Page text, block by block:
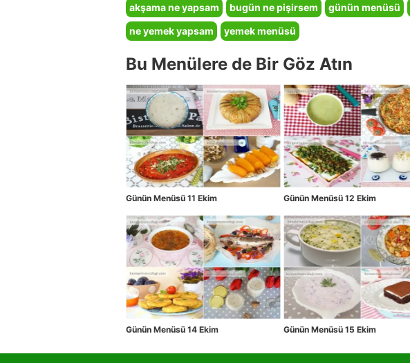
akşama ne yapsam bugün ne pişirsem günün menüsü
ne yemek yapsam
yemek menüsü
Bu Menülere de Bir Göz Atın
Günün Menüsü 11 Ekim Günün Menüsü 12 Ekim
Günün Menüsü 14 Ekim Günün Menüsü 15 Ekim